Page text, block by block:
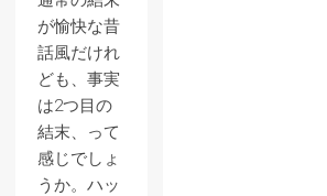
が愉快な昔
話風だけれ
ども、事実
は2つ目の
結末、って
感じでしょ
うか。ハッ